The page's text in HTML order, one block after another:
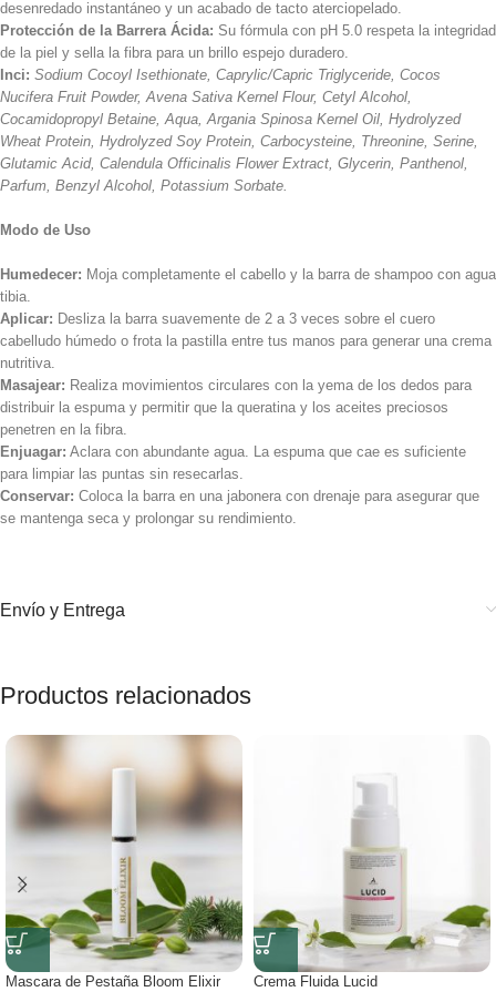
desenredado instantáneo y un acabado de tacto aterciopelado.
Protección de la Barrera Ácida: Su fórmula con pH 5.0 respeta la integridad
de la piel y sella la fibra para un brillo espejo duradero.
Inci: Sodium Cocoyl Isethionate, Caprylic/Capric Triglyceride, Cocos
Nucifera Fruit Powder, Avena Sativa Kernel Flour, Cetyl Alcohol,
Cocamidopropyl Betaine, Aqua, Argania Spinosa Kernel Oil, Hydrolyzed
Wheat Protein, Hydrolyzed Soy Protein, Carbocysteine, Threonine, Serine,
Glutamic Acid, Calendula Officinalis Flower Extract, Glycerin, Panthenol,
Parfum, Benzyl Alcohol, Potassium Sorbate.
Modo de Uso
Humedecer: Moja completamente el cabello y la barra de shampoo con agua
tibia.
Aplicar: Desliza la barra suavemente de 2 a 3 veces sobre el cuero
cabelludo húmedo o frota la pastilla entre tus manos para generar una crema
nutritiva.
Masajear: Realiza movimientos circulares con la yema de los dedos para
distribuir la espuma y permitir que la queratina y los aceites preciosos
penetren en la fibra.
Enjuagar: Aclara con abundante agua. La espuma que cae es suficiente
para limpiar las puntas sin resecarlas.
Conservar: Coloca la barra en una jabonera con drenaje para asegurar que
se mantenga seca y prolongar su rendimiento.
Envío y Entrega
Productos relacionados
Mascara de Pestaña Bloom Elixir Crema Fluida Lucid